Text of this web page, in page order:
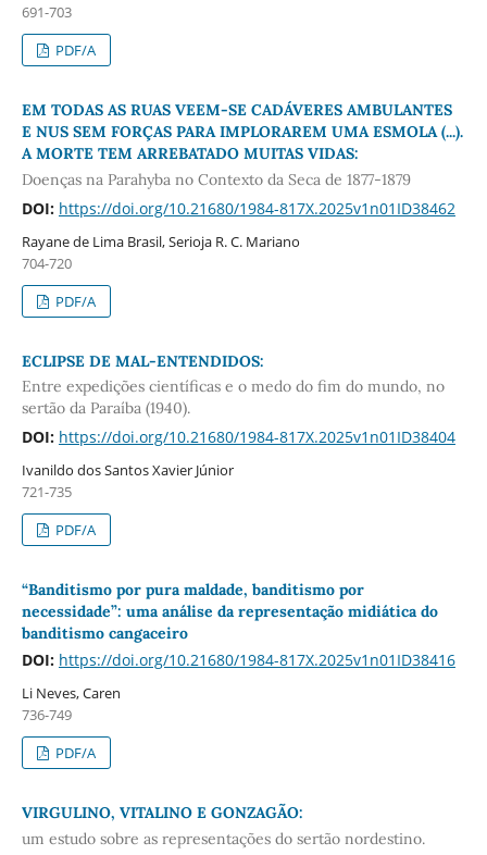
691-703
PDF/A
EM TODAS AS RUAS VEEM-SE CADÁVERES AMBULANTES
E NUS SEM FORÇAS PARA IMPLORAREM UMA ESMOLA (...).
A MORTE TEM ARREBATADO MUITAS VIDAS:
Doenças na Parahyba no Contexto da Seca de 1877-1879
DOI: https://doi.org/10.21680/1984-817X.2025v1n01ID38462
Rayane de Lima Brasil, Serioja R. C. Mariano
704-720
PDF/A
ECLIPSE DE MAL-ENTENDIDOS:
Entre expedições científicas e o medo do fim do mundo, no
sertão da Paraíba (1940).
DOI: https://doi.org/10.21680/1984-817X.2025v1n01ID38404
Ivanildo dos Santos Xavier Júnior
721-735
PDF/A
“Banditismo por pura maldade, banditismo por
necessidade”: uma análise da representação midiática do
banditismo cangaceiro
DOI: https://doi.org/10.21680/1984-817X.2025v1n01ID38416
Li Neves, Caren
736-749
PDF/A
VIRGULINO, VITALINO E GONZAGÃO:
um estudo sobre as representações do sertão nordestino.